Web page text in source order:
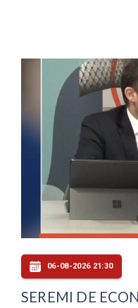
06-08-2026 21:30
SEREMI DE